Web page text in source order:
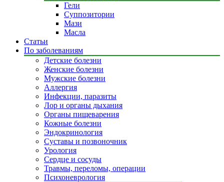
Гели
Суппозитории
Мази
Масла
Статьи
По заболеваниям
Детские болезни
Женские болезни
Мужские болезни
Аллергия
Инфекции, паразиты
Лор и органы дыхания
Органы пищеварения
Кожные болезни
Эндокринология
Суставы и позвоночник
Урология
Сердце и сосуды
Травмы, переломы, операции
Психоневрология